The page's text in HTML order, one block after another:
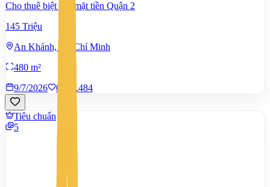
Cho thuê biệt thự mặt tiền Quận 2
145 Triệu
An Khánh, Hồ Chí Minh
480 m²
9/7/2026
0 1.484
Tiêu chuẩn
5